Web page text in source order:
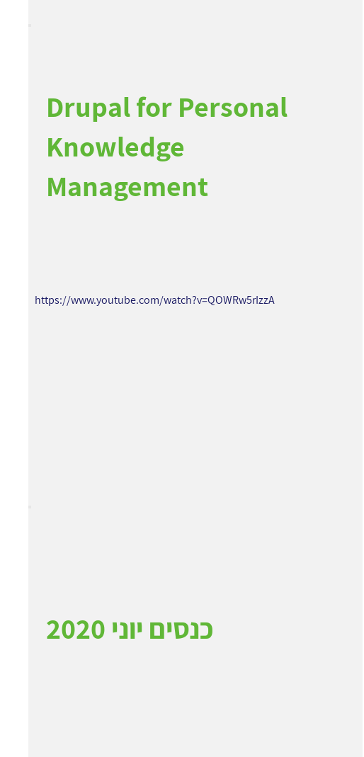
Drupal for Personal
Knowledge
Management
https://www.youtube.com/watch?v=QOWRw5rIzzA
כנסים יוני 2020